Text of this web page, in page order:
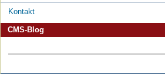
Kontakt
CMS-Blog